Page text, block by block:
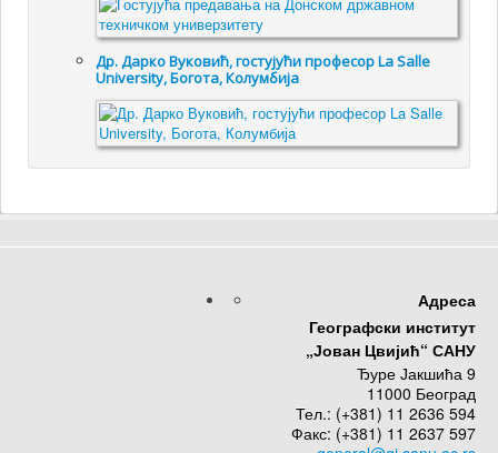
Др. Дарко Вуковић, гостујући професор La Salle
University, Богота, Колумбија
Адреса
Географски институт
„Јован Цвијић“ САНУ
Ђуре Јакшића 9
11000 Београд
Тел.: (+381) 11 2636 594
Факс: (+381) 11 2637 597